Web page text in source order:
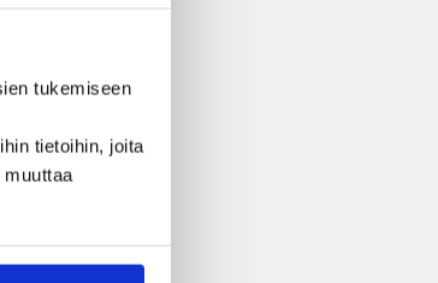
tukemiseen
tietoihin, joita